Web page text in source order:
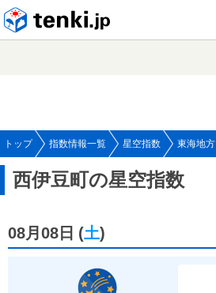
トップ 指数情報一覧 星空指数 東海地方
西伊豆町の星空指数
08月08日 (土)